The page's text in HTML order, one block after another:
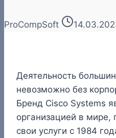
ProCompSoft
Деятельность
невозможно без
Бренд Cisco Systems
организацией в
свои услуги с 1984